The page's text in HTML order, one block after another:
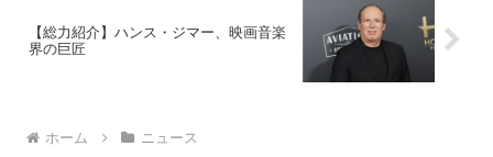
【総力紹介】ハンス・ジマー、映画音楽
界の巨匠
ホーム ニュース